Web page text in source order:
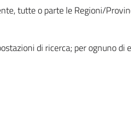
tutte o parte le Regioni/
di ricerca; per ognuno